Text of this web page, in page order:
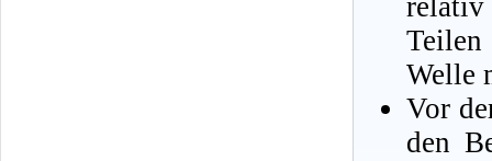
Welle
Vor
den